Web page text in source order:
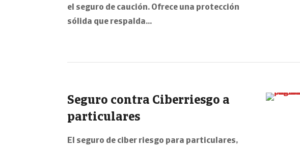
el seguro de caución. Ofrece una protección
sólida que respalda…
Seguro contra Ciberriesgo a
particulares
El seguro de ciber riesgo para particulares,